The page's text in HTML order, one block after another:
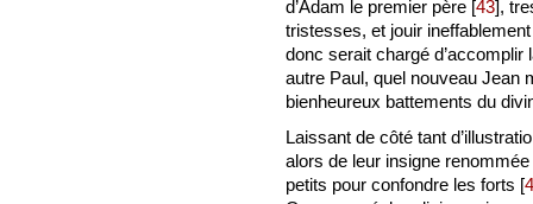
d’Adam le premier père [43],
tristesses, et jouir
donc serait chargé
autre Paul, quel nouveau Jean
bienheureux battements du
Laissant de côté tant
alors de leur insigne
petits pour confondre les forts [